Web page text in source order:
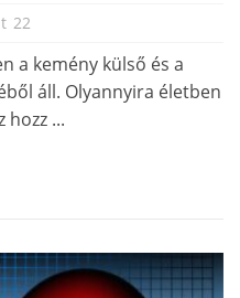
22
a kemény külső és a
áll. Olyannyira életben
hozz ...